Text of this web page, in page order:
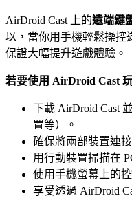
AirDroid Cast 上的遠端鍵
以，當你用手機輕鬆操控
保證大幅提升遊戲體驗。
若要使用 AirDroid Cast
下載 AirDroid Cast
置等）。
確保將兩部裝置連
用行動裝置掃描在
使用手機螢幕上的
享受透過 AirDroid